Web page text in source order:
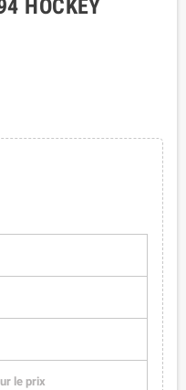
HOCKEY
le prix